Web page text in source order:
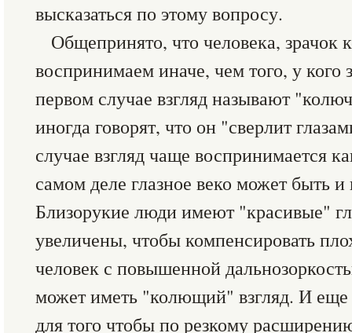
высказаться по этому вопросу.
Общепринято, что человека, зрачок
воспринимаем иначе, чем того, у кого
первом случае взгляд называют
иногда говорят, что он "сверлит
случае взгляд чаще воспринимается
самом деле глазное веко может быть
Близорукие люди имеют "красивые"
увеличены, чтобы компенсировать
человек с повышенной
может иметь "колющий" взгляд. И еще
для того чтобы по резкому